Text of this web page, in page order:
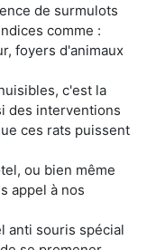
de surmulots
comme :
foyers d'animaux
c'est la
des interventions
ces rats puissent
ou bien même
appel à nos
anti souris spécial